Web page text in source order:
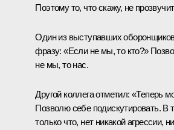
Поэтому то, что скажу, не
Один из выступавших
фразу: «Если не мы, то кто?»
не мы, то нас.
Другой коллега отметил: «Теперь
Позволю себе подискутировать. В
только что, нет никакой агрессии,